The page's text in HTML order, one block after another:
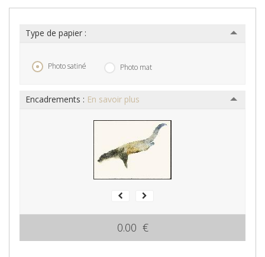
Type de papier :
Photo satiné Photo mat
Encadrements : En savoir plus
0.00 €